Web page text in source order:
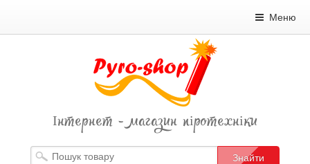
Меню
Інтернет - магазин піротехніки
Знайти